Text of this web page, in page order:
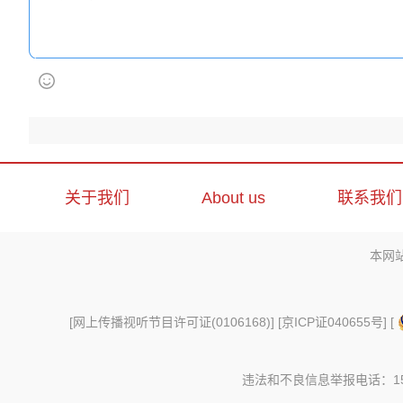
关于我们 About us 联系我们
本网
[网上传播视听节目许可证(0106168)] [京ICP证040655号] [
违法和不良信息举报电话：